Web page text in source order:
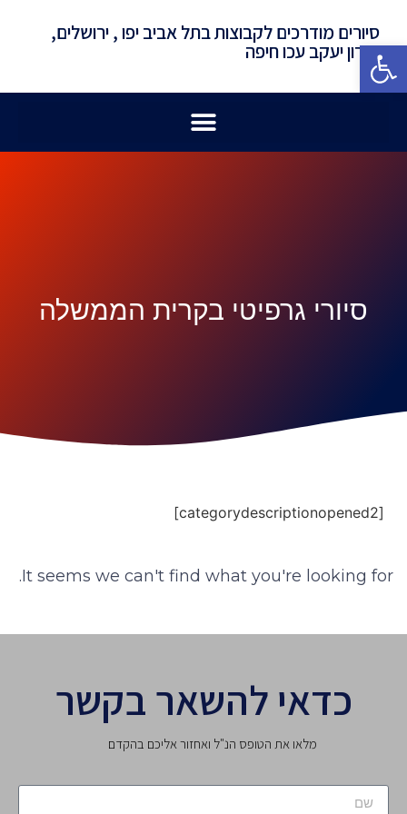
פתח סרגל נגישות
סיורים מודרכים לקבוצות בתל אביב יפו , ירושלים,
זכרון יעקב עכו חיפה
סיורי גרפיטי בקרית הממשלה
[categorydescriptionopened2]
It seems we can't find what you're looking for.
כדאי להשאר בקשר
מלאו את הטופס הנ"ל ואחזור אליכם בהקדם